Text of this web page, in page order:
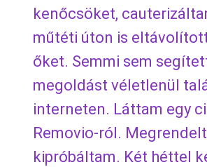
kenőcsöket,
műtéti úton is
őket. Semmi sem
megoldást véletlenül
interneten. Láttam egy
Removio-ról.
kipróbáltam. Két héttel